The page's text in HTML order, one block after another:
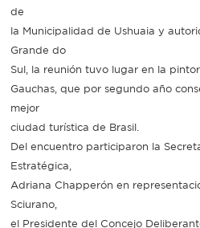
de
la Municipalidad de Ushuaia y
Grande do
Sul, la reunión tuvo lugar en la
Gauchas, que por segundo año
mejor
ciudad turística de Brasil.
Del encuentro participaron la
Estratégica,
Adriana Chapperón en
Sciurano,
el Presidente del Concejo